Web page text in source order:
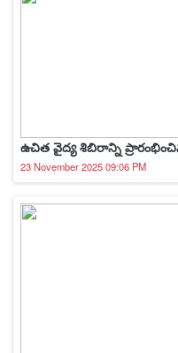
ఉచిత వైద్య శిబిరాన్ని
23 November 2025 09:06 PM